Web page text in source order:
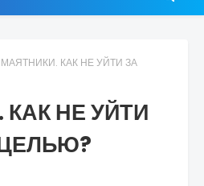
МАЯТНИКИ. КАК НЕ УЙТИ ЗА
НЕ УЙТИ